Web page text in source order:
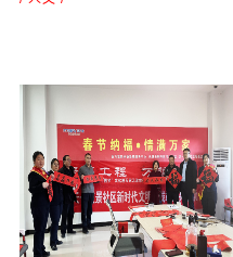
乡土诗人傅友君
傅友君，安徽省阜阳人，是当地中
心小学的一位数学教师，也是一位
挺有名气的诗人。他创作的诗通俗
易懂，很接地气，意境深，情感动
人，